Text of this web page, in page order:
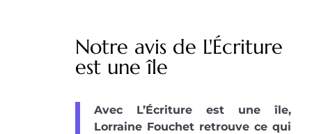
Notre avis de L'Écriture
est une île
Avec L’Écriture est une île,
Lorraine Fouchet retrouve ce qui